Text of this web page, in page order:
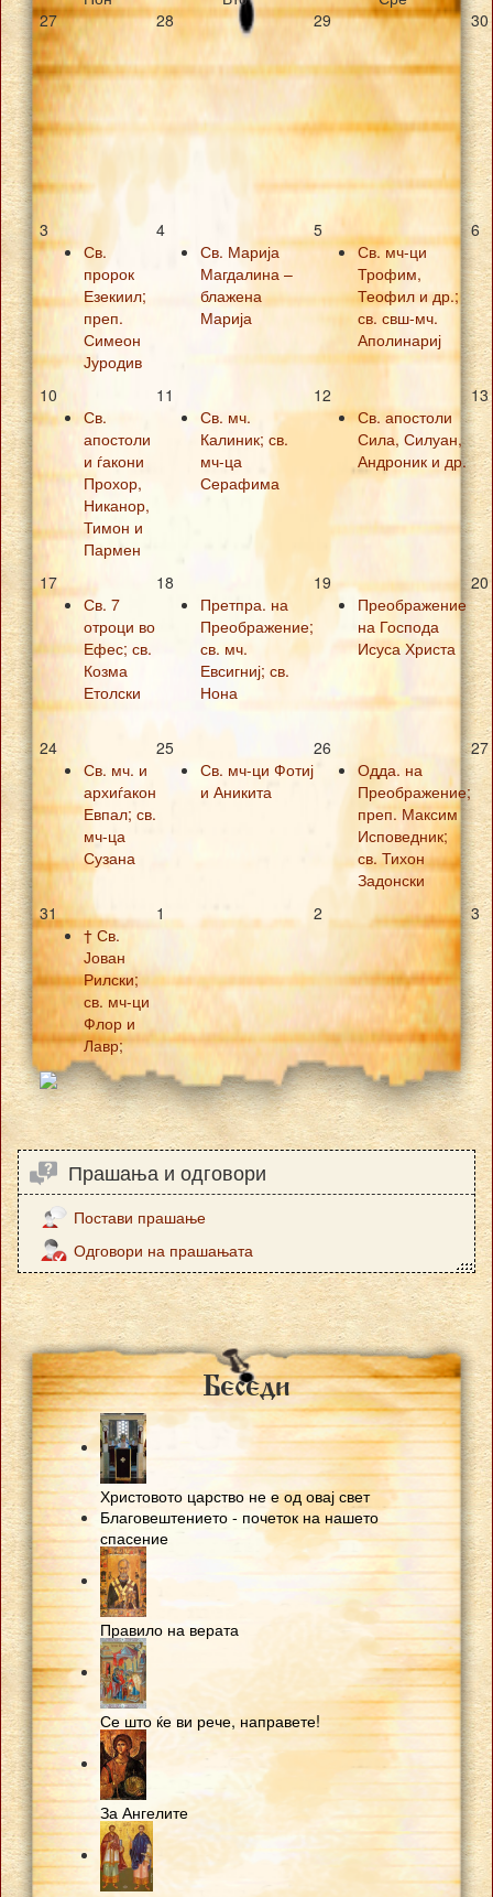
27
28 29 30
3
Св.
пророк
Езекиил;
преп.
Симеон
Јуродив
4
Св. Марија
Магдалина –
блажена
Марија
5
Св. мч-ци
Трофим,
Теофил и др.;
св. свш-мч.
Аполинариј
6
10
Св.
апостоли
и ѓакони
Прохор,
Никанор,
Тимон и
Пармен
11
Св. мч.
Калиник; св.
мч-ца
Серафима
12
Св. апостоли
Сила, Силуан,
Андроник и др.
13
17
Св. 7
отроци во
Ефес; св.
Козма
Етолски
18
Претпра. на
Преображение;
св. мч.
Евсигниј; св.
Нона
19
Преображение
на Господа
Исуса Христа
20
24
Св. мч. и
архиѓакон
Евпал; св.
мч-ца
Сузана
25
Св. мч-ци Фотиј
и Аникита
26
Одда. на
Преображение;
преп. Максим
Исповедник;
св. Тихон
Задонски
27
31
† Св.
Јован
Рилски;
св. мч-ци
Флор и
Лавр;
1 2 3
Прашања и одговори
Постави прашање
Одговори на прашањата
Besedi
Христовото царство не е од овај свет
Благовештението - почеток на нашето
спасение
Правило на верата
Се што ќе ви рече, направете!
За Ангелите